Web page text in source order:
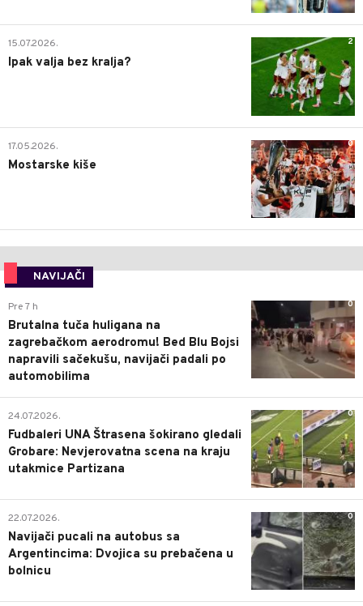
2
15.07.2026.
Ipak valja bez kralja?
0
17.05.2026.
Mostarske kiše
NAVIJAČI
0
Pre 7 h
Brutalna tuča huligana na
zagrebačkom aerodromu! Bed Blu Bojsi
napravili sačekušu, navijači padali po
automobilima
0
24.07.2026.
Fudbaleri UNA Štrasena šokirano gledali
Grobare: Nevjerovatna scena na kraju
utakmice Partizana
0
22.07.2026.
Navijači pucali na autobus sa
Argentincima: Dvojica su prebačena u
bolnicu